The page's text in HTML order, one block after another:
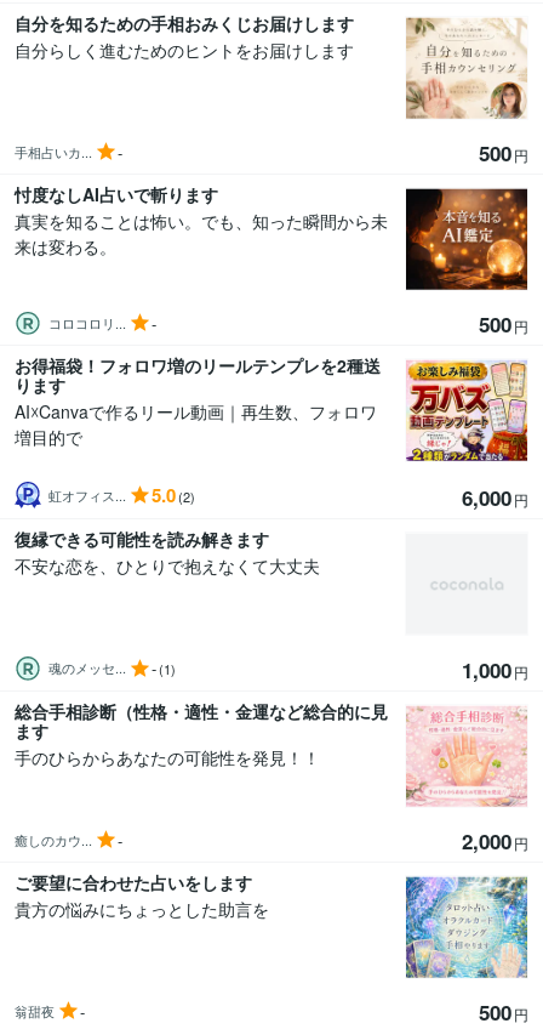
自分を知るための手相おみくじお届けします
自分らしく進むためのヒントをお届けします
手相占いカ... - 500円
忖度なしAI占いで斬ります
真実を知ることは怖い。でも、知った瞬間から未
来は変わる。
コロコロリ... - 500円
お得福袋！フォロワ増のリールテンプレを2種送
ります
AI☓Canvaで作るリール動画｜再生数、フォロワ
増目的で
虹オフィス... 5.0(2) 6,000円
復縁できる可能性を読み解きます
不安な恋を、ひとりで抱えなくて大丈夫
魂のメッセ... -(1) 1,000円
総合手相診断（性格・適性・金運など総合的に見
ます
手のひらからあなたの可能性を発見！！
癒しのカウ... - 2,000円
ご要望に合わせた占いをします
貴方の悩みにちょっとした助言を
翁甜夜 - 500円